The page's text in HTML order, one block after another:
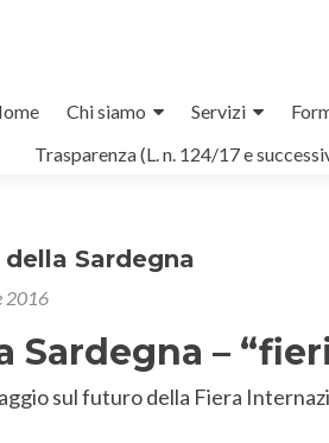
Chi siamo Servizi
Trasparenza (L. n. 124/17 e
Sardegna
2016
Sardegna –
sul futuro della Fiera